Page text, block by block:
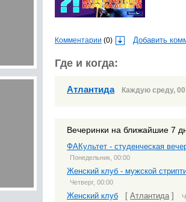
Комментарии (0) Добавить
Где и когда:
Атлантида Каждую среду,
Вечеринки на ближайшие 7
ФАКультет - студенческая
Понедельник, 00:00
Женский клуб - мужской
Четверг, 00:00
Женский клуб Атлантида]